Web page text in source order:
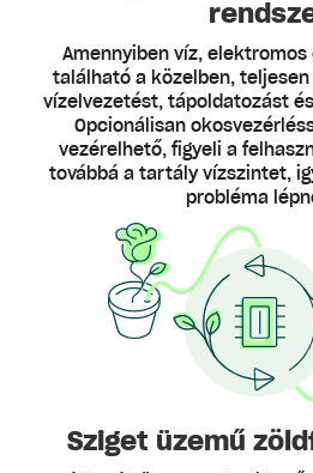
Amennyiben víz,
található a közelben,
vízelvezetést, tápoldatozást
Opcionálisan
vezérelhető, figyeli a
továbbá a tartály vízszintet,
probléma
Sziget üzemű